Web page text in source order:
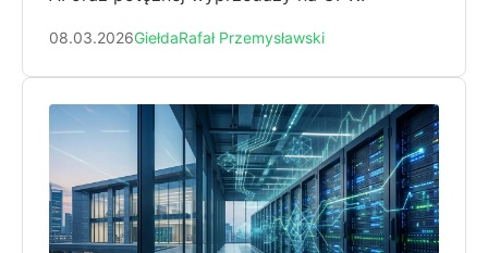
08.03.2026GiełdaRafał Przemysławski